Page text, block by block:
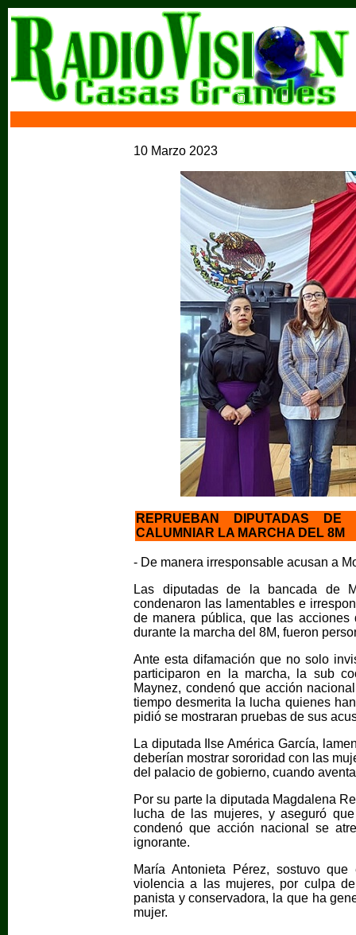
10 Marzo 2023
REPRUEBAN DIPUTADAS
CALUMNIAR LA MARCHA DEL 8M
- De manera irresponsable acusan a
Las diputadas de la bancada de
condenaron las lamentables e
de manera pública, que las
durante la marcha del 8M, fueron
Ante esta difamación que no solo
participaron en la marcha, la sub
Maynez, condenó que acción
tiempo desmerita la lucha quienes
pidió se mostraran pruebas de sus
La diputada Ilse América García,
deberían mostrar sororidad con las
del palacio de gobierno, cuando
Por su parte la diputada Magdalena
lucha de las mujeres, y aseguró
condenó que acción nacional se
ignorante.
María Antonieta Pérez, sostuvo
violencia a las mujeres, por culpa
panista y conservadora, la que ha
mujer.